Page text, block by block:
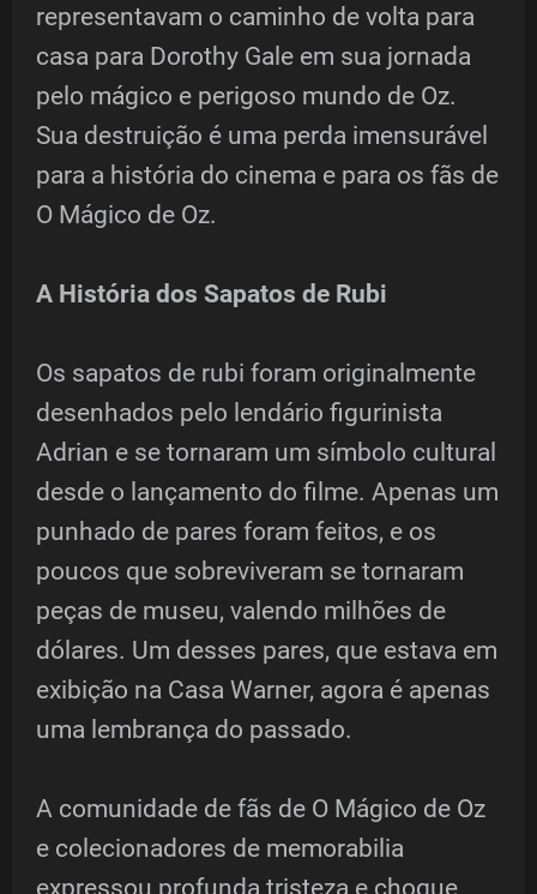
representavam o caminho de volta para
casa para Dorothy Gale em sua jornada
pelo mágico e perigoso mundo de Oz.
Sua destruição é uma perda imensurável
para a história do cinema e para os fãs de
O Mágico de Oz.
A História dos Sapatos de Rubi
Os sapatos de rubi foram originalmente
desenhados pelo lendário figurinista
Adrian e se tornaram um símbolo cultural
desde o lançamento do filme. Apenas um
punhado de pares foram feitos, e os
poucos que sobreviveram se tornaram
peças de museu, valendo milhões de
dólares. Um desses pares, que estava em
exibição na Casa Warner, agora é apenas
uma lembrança do passado.
A comunidade de fãs de O Mágico de Oz
e colecionadores de memorabilia
expressou profunda tristeza e choque